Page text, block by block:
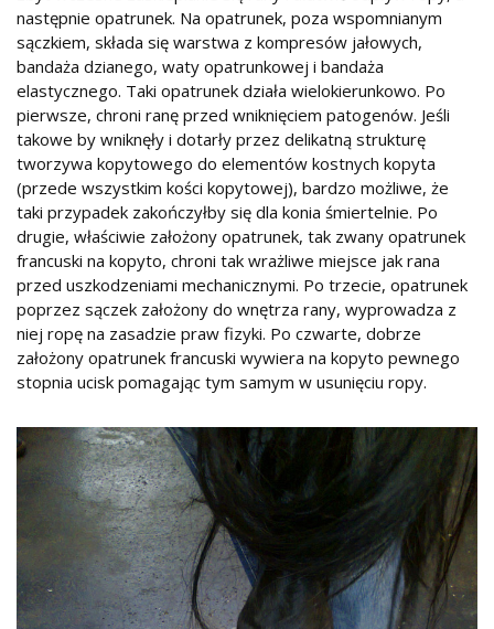
następnie opatrunek. Na opatrunek, poza wspomnianym
sączkiem, składa się warstwa z kompresów jałowych,
bandaża dzianego, waty opatrunkowej i bandaża
elastycznego. Taki opatrunek działa wielokierunkowo. Po
pierwsze, chroni ranę przed wniknięciem patogenów. Jeśli
takowe by wniknęły i dotarły przez delikatną strukturę
tworzywa kopytowego do elementów kostnych kopyta
(przede wszystkim kości kopytowej), bardzo możliwe, że
taki przypadek zakończyłby się dla konia śmiertelnie. Po
drugie, właściwie założony opatrunek, tak zwany opatrunek
francuski na kopyto, chroni tak wrażliwe miejsce jak rana
przed uszkodzeniami mechanicznymi. Po trzecie, opatrunek
poprzez sączek założony do wnętrza rany, wyprowadza z
niej ropę na zasadzie praw fizyki. Po czwarte, dobrze
założony opatrunek francuski wywiera na kopyto pewnego
stopnia ucisk pomagając tym samym w usunięciu ropy.